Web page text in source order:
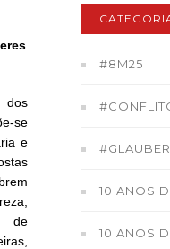
dos
se
e
de
#8M25
10 ANOS
10 ANOS